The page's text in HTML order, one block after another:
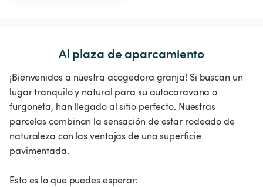
Al plaza de aparcamiento
¡Bienvenidos a nuestra acogedora granja! Si buscan un
lugar tranquilo y natural para su autocaravana o
furgoneta, han llegado al sitio perfecto. Nuestras
parcelas combinan la sensación de estar rodeado de
naturaleza con las ventajas de una superficie
pavimentada.
Esto es lo que puedes esperar: